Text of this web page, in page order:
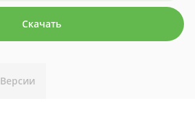
Скачать
Версии